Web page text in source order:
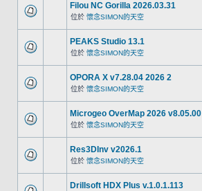
Filou NC Gorilla 2026.03.31
位於 懷念SIMON的天空
PEAKS Studio 13.1
位於 懷念SIMON的天空
OPORA X v7.28.04 2026 2
位於 懷念SIMON的天空
Microgeo OverMap 2026 v8.05.00
位於 懷念SIMON的天空
Res3DInv v2026.1
位於 懷念SIMON的天空
Drillsoft HDX Plus v.1.0.1.113